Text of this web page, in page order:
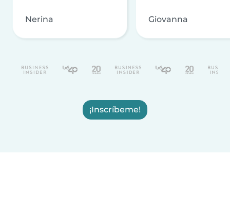
Nerina Giovanna
¡Inscríbeme!